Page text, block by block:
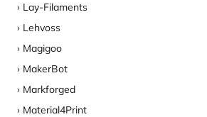
Lay-Filaments
Lehvoss
Magigoo
MakerBot
Markforged
Material4Print